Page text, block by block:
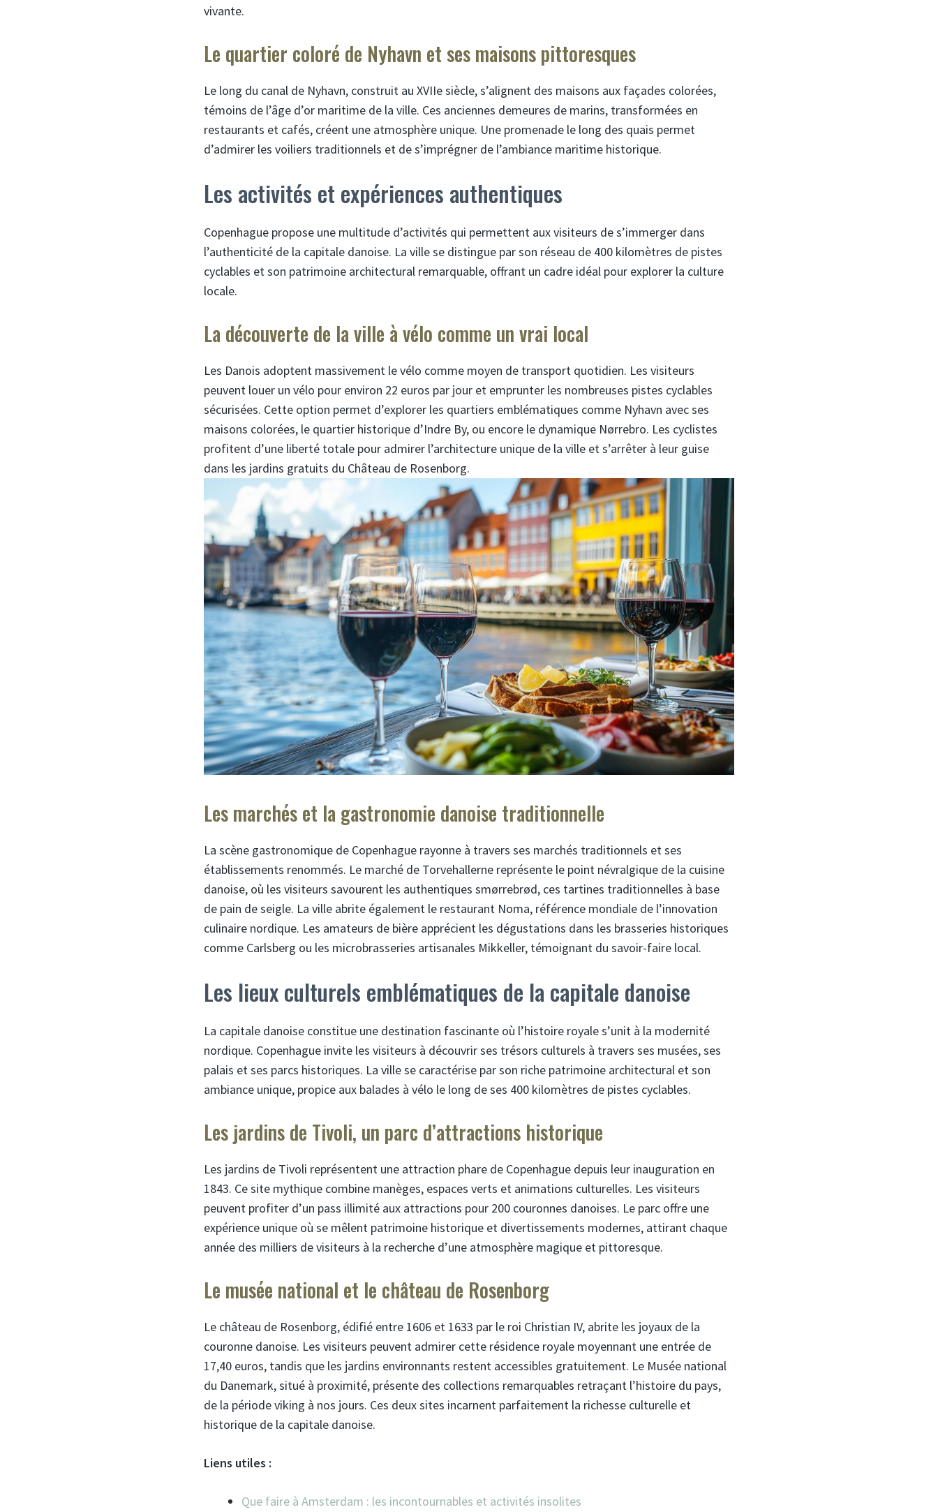
vivante.
Le quartier coloré de Nyhavn et ses maisons pittoresques
Le long du canal de Nyhavn, construit au XVIIe siècle, s’alignent des maisons aux façades colorées,
témoins de l’âge d’or maritime de la ville. Ces anciennes demeures de marins, transformées en
restaurants et cafés, créent une atmosphère unique. Une promenade le long des quais permet
d’admirer les voiliers traditionnels et de s’imprégner de l’ambiance maritime historique.
Les activités et expériences authentiques
Copenhague propose une multitude d’activités qui permettent aux visiteurs de s’immerger dans
l’authenticité de la capitale danoise. La ville se distingue par son réseau de 400 kilomètres de pistes
cyclables et son patrimoine architectural remarquable, offrant un cadre idéal pour explorer la culture
locale.
La découverte de la ville à vélo comme un vrai local
Les Danois adoptent massivement le vélo comme moyen de transport quotidien. Les visiteurs
peuvent louer un vélo pour environ 22 euros par jour et emprunter les nombreuses pistes cyclables
sécurisées. Cette option permet d’explorer les quartiers emblématiques comme Nyhavn avec ses
maisons colorées, le quartier historique d’Indre By, ou encore le dynamique Nørrebro. Les cyclistes
profitent d’une liberté totale pour admirer l’architecture unique de la ville et s’arrêter à leur guise
dans les jardins gratuits du Château de Rosenborg.
Les marchés et la gastronomie danoise traditionnelle
La scène gastronomique de Copenhague rayonne à travers ses marchés traditionnels et ses
établissements renommés. Le marché de Torvehallerne représente le point névralgique de la cuisine
danoise, où les visiteurs savourent les authentiques smørrebrød, ces tartines traditionnelles à base
de pain de seigle. La ville abrite également le restaurant Noma, référence mondiale de l’innovation
culinaire nordique. Les amateurs de bière apprécient les dégustations dans les brasseries historiques
comme Carlsberg ou les microbrasseries artisanales Mikkeller, témoignant du savoir-faire local.
Les lieux culturels emblématiques de la capitale danoise
La capitale danoise constitue une destination fascinante où l’histoire royale s’unit à la modernité
nordique. Copenhague invite les visiteurs à découvrir ses trésors culturels à travers ses musées, ses
palais et ses parcs historiques. La ville se caractérise par son riche patrimoine architectural et son
ambiance unique, propice aux balades à vélo le long de ses 400 kilomètres de pistes cyclables.
Les jardins de Tivoli, un parc d’attractions historique
Les jardins de Tivoli représentent une attraction phare de Copenhague depuis leur inauguration en
1843. Ce site mythique combine manèges, espaces verts et animations culturelles. Les visiteurs
peuvent profiter d’un pass illimité aux attractions pour 200 couronnes danoises. Le parc offre une
expérience unique où se mêlent patrimoine historique et divertissements modernes, attirant chaque
année des milliers de visiteurs à la recherche d’une atmosphère magique et pittoresque.
Le musée national et le château de Rosenborg
Le château de Rosenborg, édifié entre 1606 et 1633 par le roi Christian IV, abrite les joyaux de la
couronne danoise. Les visiteurs peuvent admirer cette résidence royale moyennant une entrée de
17,40 euros, tandis que les jardins environnants restent accessibles gratuitement. Le Musée national
du Danemark, situé à proximité, présente des collections remarquables retraçant l’histoire du pays,
de la période viking à nos jours. Ces deux sites incarnent parfaitement la richesse culturelle et
historique de la capitale danoise.
Liens utiles :
Que faire à Amsterdam : les incontournables et activités insolites